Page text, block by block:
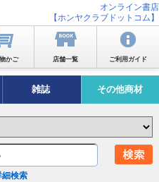
オンライン書店
【ホンヤクラブドットコム】
かご 店舗一覧 ご利用ガイド
雑誌 その他商材
細検索